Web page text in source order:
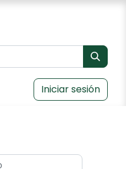
Iniciar sesión